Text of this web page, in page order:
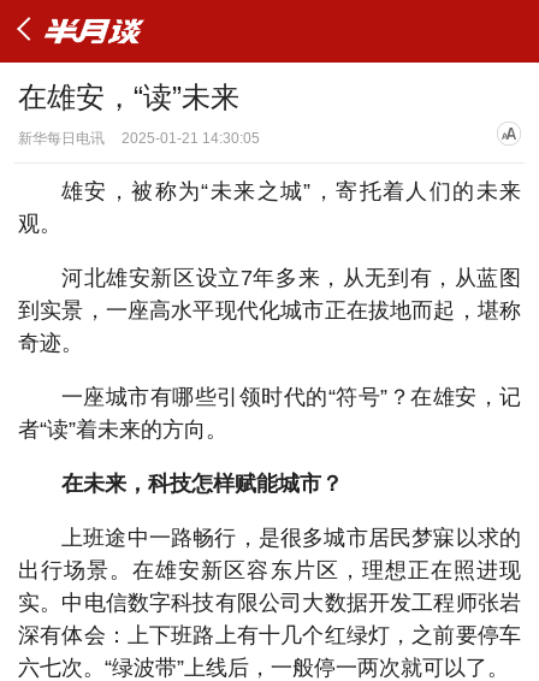
在雄安，“读”未来
新华每日电讯 2025-01-21 14:30:05
雄安，被称为“未来之城”，寄托着人们的未来
观。
河北雄安新区设立7年多来，从无到有，从蓝图
到实景，一座高水平现代化城市正在拔地而起，堪称
奇迹。
一座城市有哪些引领时代的“符号”？在雄安，记
者“读”着未来的方向。
在未来，科技怎样赋能城市？
上班途中一路畅行，是很多城市居民梦寐以求的
出行场景。在雄安新区容东片区，理想正在照进现
实。中电信数字科技有限公司大数据开发工程师张岩
深有体会：上下班路上有十几个红绿灯，之前要停车
六七次。“绿波带”上线后，一般停一两次就可以了。